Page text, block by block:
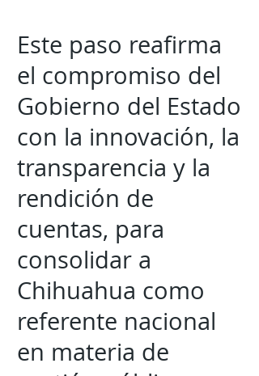
Este paso reafirma
el compromiso del
Gobierno del Estado
con la innovación, la
transparencia y la
rendición de
cuentas, para
consolidar a
Chihuahua como
referente nacional
en materia de